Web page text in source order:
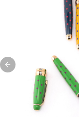
Previous slide